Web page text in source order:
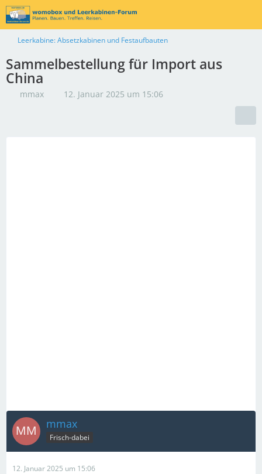
Leerkabine: Absetzkabinen und Festaufbauten
Sammelbestellung für Import aus
China
mmax 12. Januar 2025 um 15:06
mmax
Frisch-dabei
12. Januar 2025 um 15:06